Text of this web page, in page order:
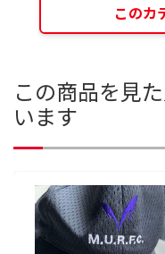
このカ
この商品を見
います